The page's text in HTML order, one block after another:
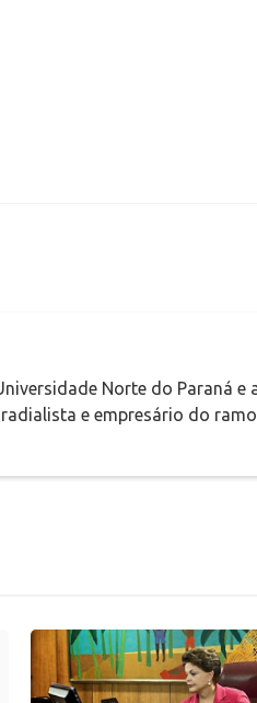
Norte do Paraná e
e empresário do